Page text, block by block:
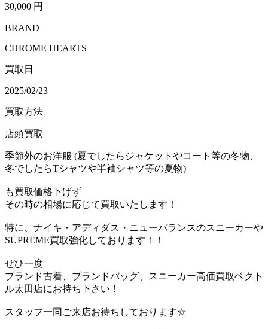
30,000 円
BRAND
CHROME HEARTS
買取日
2025/02/23
買取方法
店頭買取
季節外のお洋服 (夏でしたらジャケットやコート等の冬物、
冬でしたらTシャツや半袖シャツ等の夏物)
も買取価格下げず
その時の相場に応じて買取いたします！
特に、ナイキ・アディダス・ニューバランスのスニーカーや
SUPREME買取強化しております！！
ぜひ一度
ブランド古着、ブランドバッグ、スニーカー高価買取ベクト
ル太田店にお持ち下さい！
スタッフ一同ご来店お待ちしております☆